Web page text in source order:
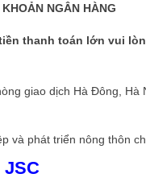
NGÂN HÀNG
thanh toán lớn vui
giao dịch Hà Đông, Hà
và phát triển nông thôn